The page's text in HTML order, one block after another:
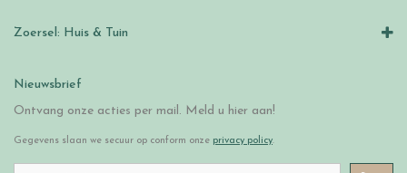
Zoersel: Huis & Tuin
Nieuwsbrief
Ontvang onze acties per mail. Meld u hier aan!
Gegevens slaan we secuur op conform onze privacy policy.